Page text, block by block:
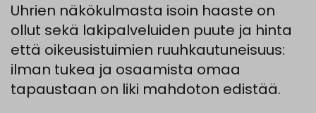
Uhrien näkökulmasta isoin haaste on
ollut sekä lakipalveluiden puute ja hinta
että oikeusistuimien ruuhkautuneisuus:
ilman tukea ja osaamista omaa
tapaustaan on liki mahdoton edistää.